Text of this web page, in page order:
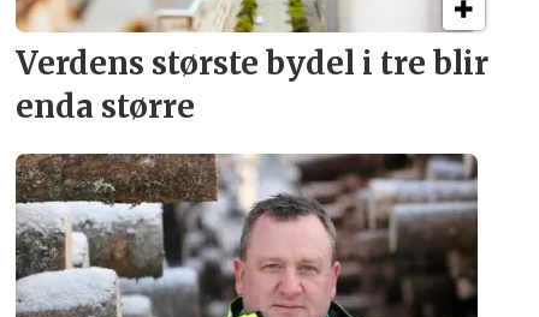
Verdens største bydel i tre blir
enda større